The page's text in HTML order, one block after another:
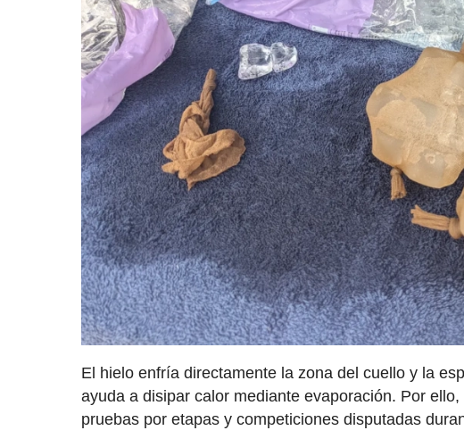
El hielo enfría directamente la zona del cuello y la
ayuda a disipar calor mediante evaporación. Por
pruebas por etapas y competiciones disputadas